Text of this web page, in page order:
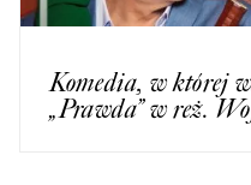
Komedia, w której
„Prawda” w reż.